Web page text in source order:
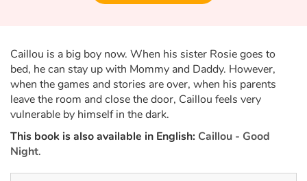
Ecology, nature, seasons
The animals
Travel, epic, investigation, adventure
Around the world
Caillou is a big boy now. When his sister Rosie goes to
bed, he can stay up with Mommy and Daddy. However,
when the games and stories are over, when his parents
leave the room and close the door, Caillou feels very
vulnerable by himself in the dark.
This book is also available in English: Caillou - Good
Night.